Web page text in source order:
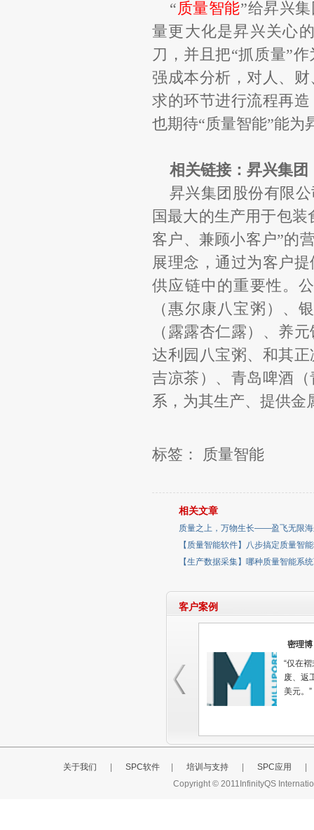
“质量智能”给昇兴
量更大化是昇兴关心
刀，并且把“抓质量”作
强成本分析，对人、
求的环节进行流程再
也期待“质量智能”能为
相关链接：昇兴集团
昇兴集团股份有限
国最大的生产用于包
客户、兼顾小客户”的
展理念，通过为客户
供应链中的重要性。
（惠尔康八宝粥）、
（露露杏仁露）、养
达利园八宝粥、和其
吉凉茶）、青岛啤酒
系，为其生产、提供金
标签： 质量智能
相关文章
质量之上，万物生长——盈飞无限海
【质量智能软件】八步搞定质量智
【生产数据采集】哪种质量智能系
客户案例
密理
“仅在
废、返
美元。”
关于我们 SPC软件 培训与支持 SPC应用
Copyright © 2011InfinityQS